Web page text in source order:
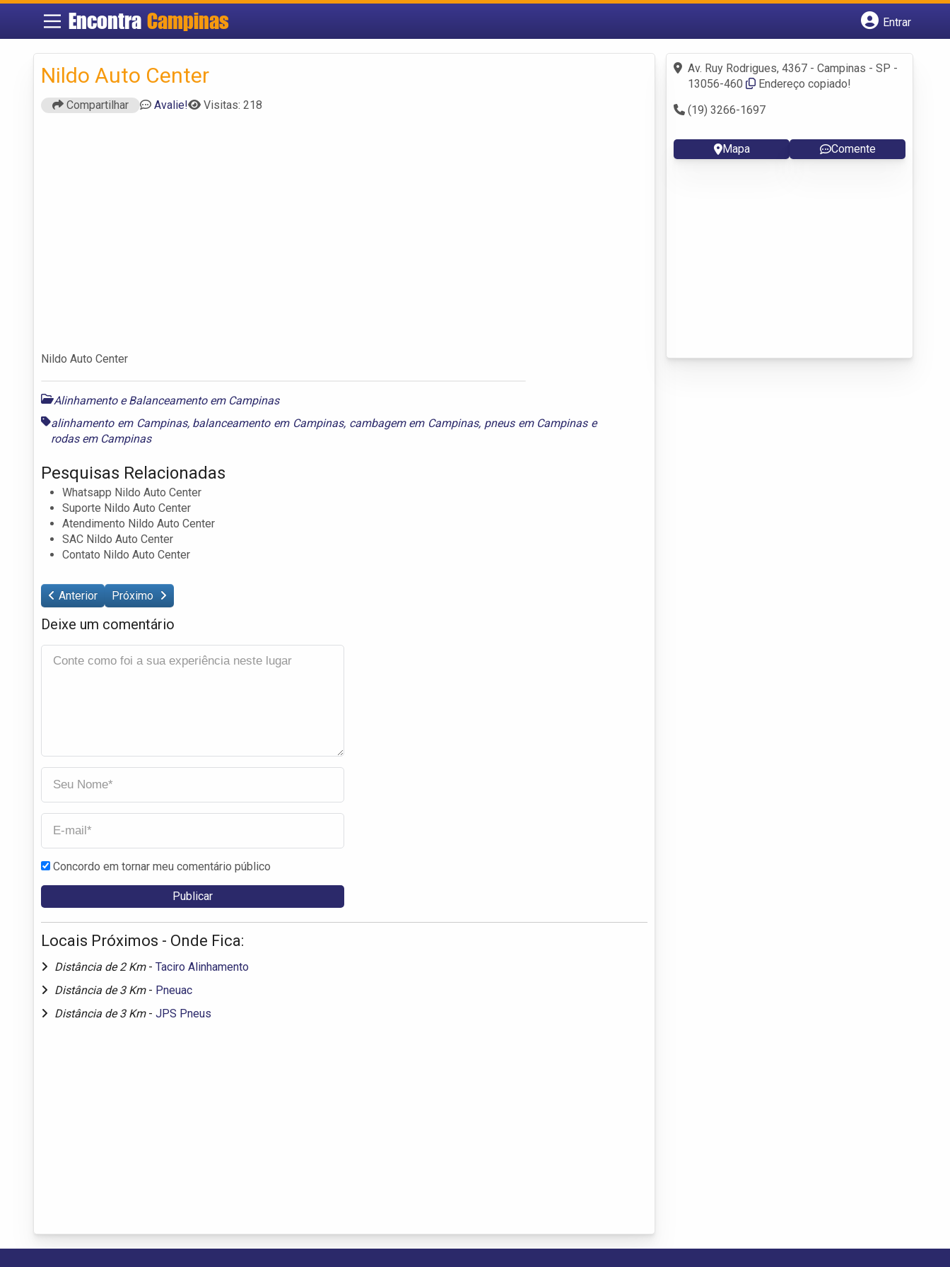
EncontraCampinas
Entrar
Fazer login
Criar conta
Nildo Auto Center
Compartilhar Avalie! Visitas: 218
Nildo Auto Center
Alinhamento e Balanceamento em Campinas
alinhamento em Campinas, balanceamento em Campinas, cambagem em Campinas, pneus em Campinase
rodas em Campinas
Pesquisas Relacionadas
Whatsapp Nildo Auto Center
Suporte Nildo Auto Center
Atendimento Nildo Auto Center
SAC Nildo Auto Center
Contato Nildo Auto Center
Anterior Próximo
Deixe um comentário
Concordo em tornar meu comentário público
Locais Próximos - Onde Fica:
Distância de 2 Km - Taciro Alinhamento
Distância de 3 Km - Pneuac
Distância de 3 Km - JPS Pneus
Av. Ruy Rodrigues, 4367 - Campinas - SP -
13056-460
Endereço copiado!
(19) 3266-1697
Mapa Comente